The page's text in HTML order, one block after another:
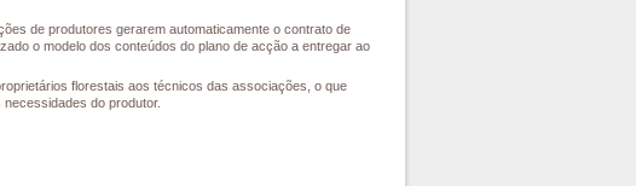
de produtores gerarem automaticamente o contrato de
o modelo dos conteúdos do plano de acção a entregar ao
florestais aos técnicos das associações, o que
do produtor.